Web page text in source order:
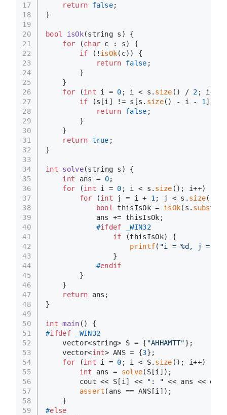
17
18
19
20
21
22
23
24
25
26
27
28
29
30
31
32
33
34
35
36
37
38
39
40
41
42
43
44
45
46
47
48
49
50
51
52
53
54
55
56
57
58
59
return
false;
}
bool isOk(string s)
{
for (char c : s) {
if (! isOk(c)) {
return
false ;
        }
    }
for (int i = 0 ; i < s. size () / 2 ; i++)
if (s[i] != s[s. size() - i - 1 ]) {
return
false ;
        }
    }
return true ;
}
int solve(string s)
{
int ans = 0;
for (int i = 0 ; i < s. size (); i++) {
for (int j = i + 1 ; j < s. size();
bool
thisIsOk = isOk(s. substr
            ans += thisIsOk;
#ifdef _WIN32
if (thisIsOk) {
printf( "i = %d, j = %d,
                }
#endif
        }
    }
return ans;
}
int main ()
{
#ifdef _WIN32
    vector<string> S = {
"AHHAMTT"};
    vector<
int> ANS = {3};
for (int i = 0 ; i < S. size (); i++) {
int ans = solve(S[i]);
        cout << S[i] <<
": " << ans <<
assert (ans == ANS[i]);
    }
#else